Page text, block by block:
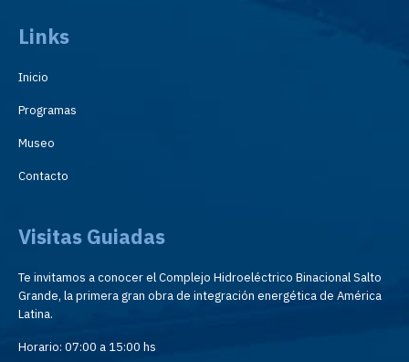
Links
Inicio
Programas
Museo
Contacto
Visitas Guiadas
Te invitamos a conocer el Complejo Hidroeléctrico Binacional Salto
Grande, la primera gran obra de integración energética de América
Latina.
Horario: 07:00 a 15:00 hs